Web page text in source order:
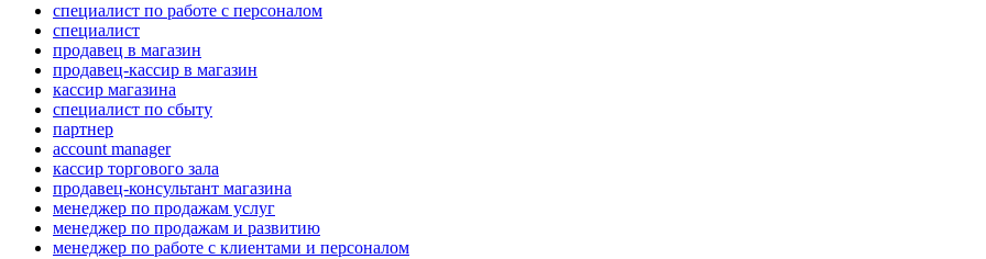
специалист по работе с персоналом
специалист
продавец в магазин
продавец-кассир в магазин
кассир магазина
специалист по сбыту
партнер
account manager
кассир торгового зала
продавец-консультант магазина
менеджер по продажам услуг
менеджер по продажам и развитию
менеджер по работе с клиентами и персоналом